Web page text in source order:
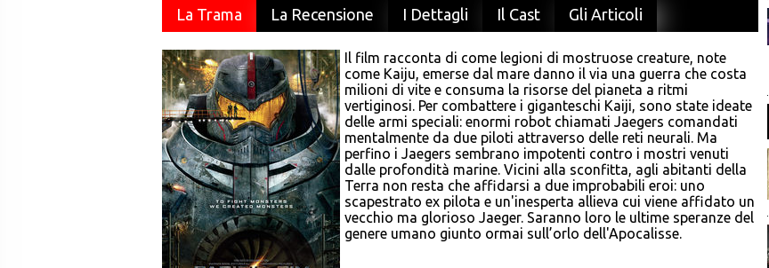
La Trama La Recensione I Dettagli Il Cast Gli Articoli
Il film racconta di come legioni di mostruose creature, note
come Kaiju, emerse dal mare danno il via una guerra che costa
milioni di vite e consuma la risorse del pianeta a ritmi
vertiginosi. Per combattere i giganteschi Kaiji, sono state ideate
delle armi speciali: enormi robot chiamati Jaegers comandati
mentalmente da due piloti attraverso delle reti neurali. Ma
perfino i Jaegers sembrano impotenti contro i mostri venuti
dalle profondità marine. Vicini alla sconfitta, agli abitanti della
Terra non resta che affidarsi a due improbabili eroi: uno
scapestrato ex pilota e un'inesperta allieva cui viene affidato un
vecchio ma glorioso Jaeger. Saranno loro le ultime speranze del
genere umano giunto ormai sull’orlo dell'Apocalisse.